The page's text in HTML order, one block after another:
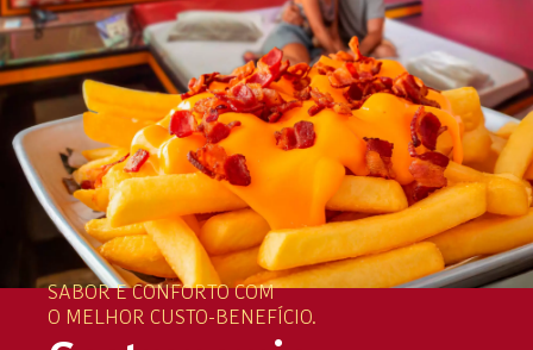
SABOR E CONFORTO COM
O MELHOR CUSTO-BENEFÍCIO.